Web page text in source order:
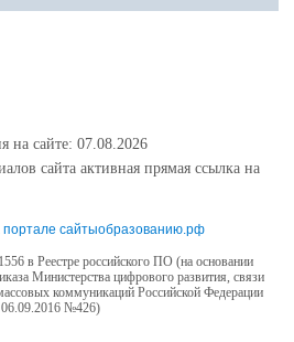
на сайте: 07.08.2026
сайта активная прямая ссылка на
портале сайтыобразованию.рф
в Реестре российского ПО (на основании
Министерства цифрового развития, связи
коммуникаций Российской Федерации
06.09.2016 №426)